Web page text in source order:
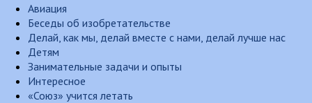
Авиация
Беседы об изобретательстве
Делай, как мы, делай вместе с нами, делай лучше нас
Детям
Занимательные задачи и опыты
Интересное
«Союз» учится летать